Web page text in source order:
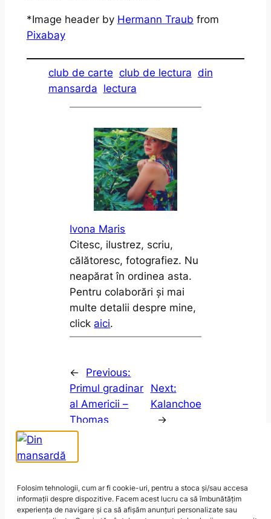
Folosim tehnologii, cum ar fi cookie-uri, pentru a stoca și/sau accesa
informații despre dispozitive. Facem acest lucru ca să îmbunătățim
experiența de navigare și ca să afișăm anunțuri personalizate sau
*Image header by Hermann Traub from
Pixabay
club de carte club de lectura din
mansarda lectura
Ivona Maris
Citesc, ilustrez, scriu,
călătoresc, fotografiez. Nu
neapărat în ordinea asta.
Pentru colaborări și mai
multe detalii despre mine,
click aici.
←
Previous:
Primul gradinar
al Americii –
Thomas
Jefferson
Next:
Kalanchoe
→